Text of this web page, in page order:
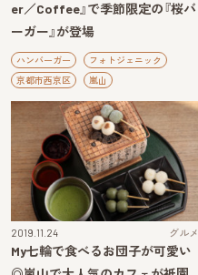
er／Coffee』で季節限定の『桜バ
ーガー』が登場
ハンバーガー
フォトジェニック
京都市西京区
嵐山
2019.11.24 グルメ
My七輪で食べるお団子が可愛い